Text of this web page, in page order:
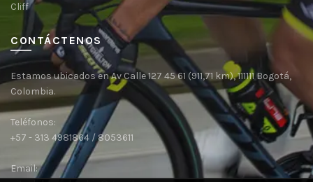
Cliff
CONTÁCTENOS
Estamos ubicados en Av Calle 127 45 61 (911,71 km), 111111 Bogotá,
Colombia.
Teléfonos:
+57 - 313 4981864 / 8053611
Email: